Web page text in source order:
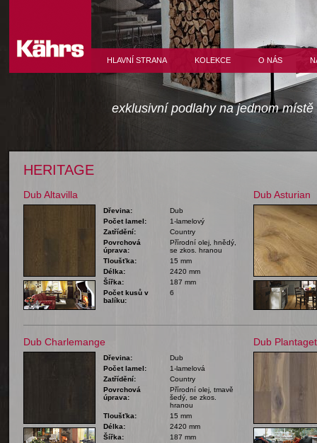
HLAVNÍ STRANA KOLEKCE O NÁS
exklusivní podlahy na jednom místě
HERITAGE
Dub Altavilla
Dřevina:
Dub
Počet lamel:
1-lamelový
Zatřídění:
Country
Povrchová
úprava:
Přírodní olej, hnědý,
se zkos. hranou
Tloušťka:
15 mm
Délka:
2420 mm
Šířka:
187 mm
Počet kusů v
balíku:
6
Dub Asturian
Dub Charlemange
Dřevina:
Dub
Počet lamel:
1-lamelová
Zatřídění:
Country
Povrchová
úprava:
Přírodní olej, tmavě
šedý, se zkos.
hranou
Tloušťka:
15 mm
Délka:
2420 mm
Šířka:
187 mm
Dub Plantaget